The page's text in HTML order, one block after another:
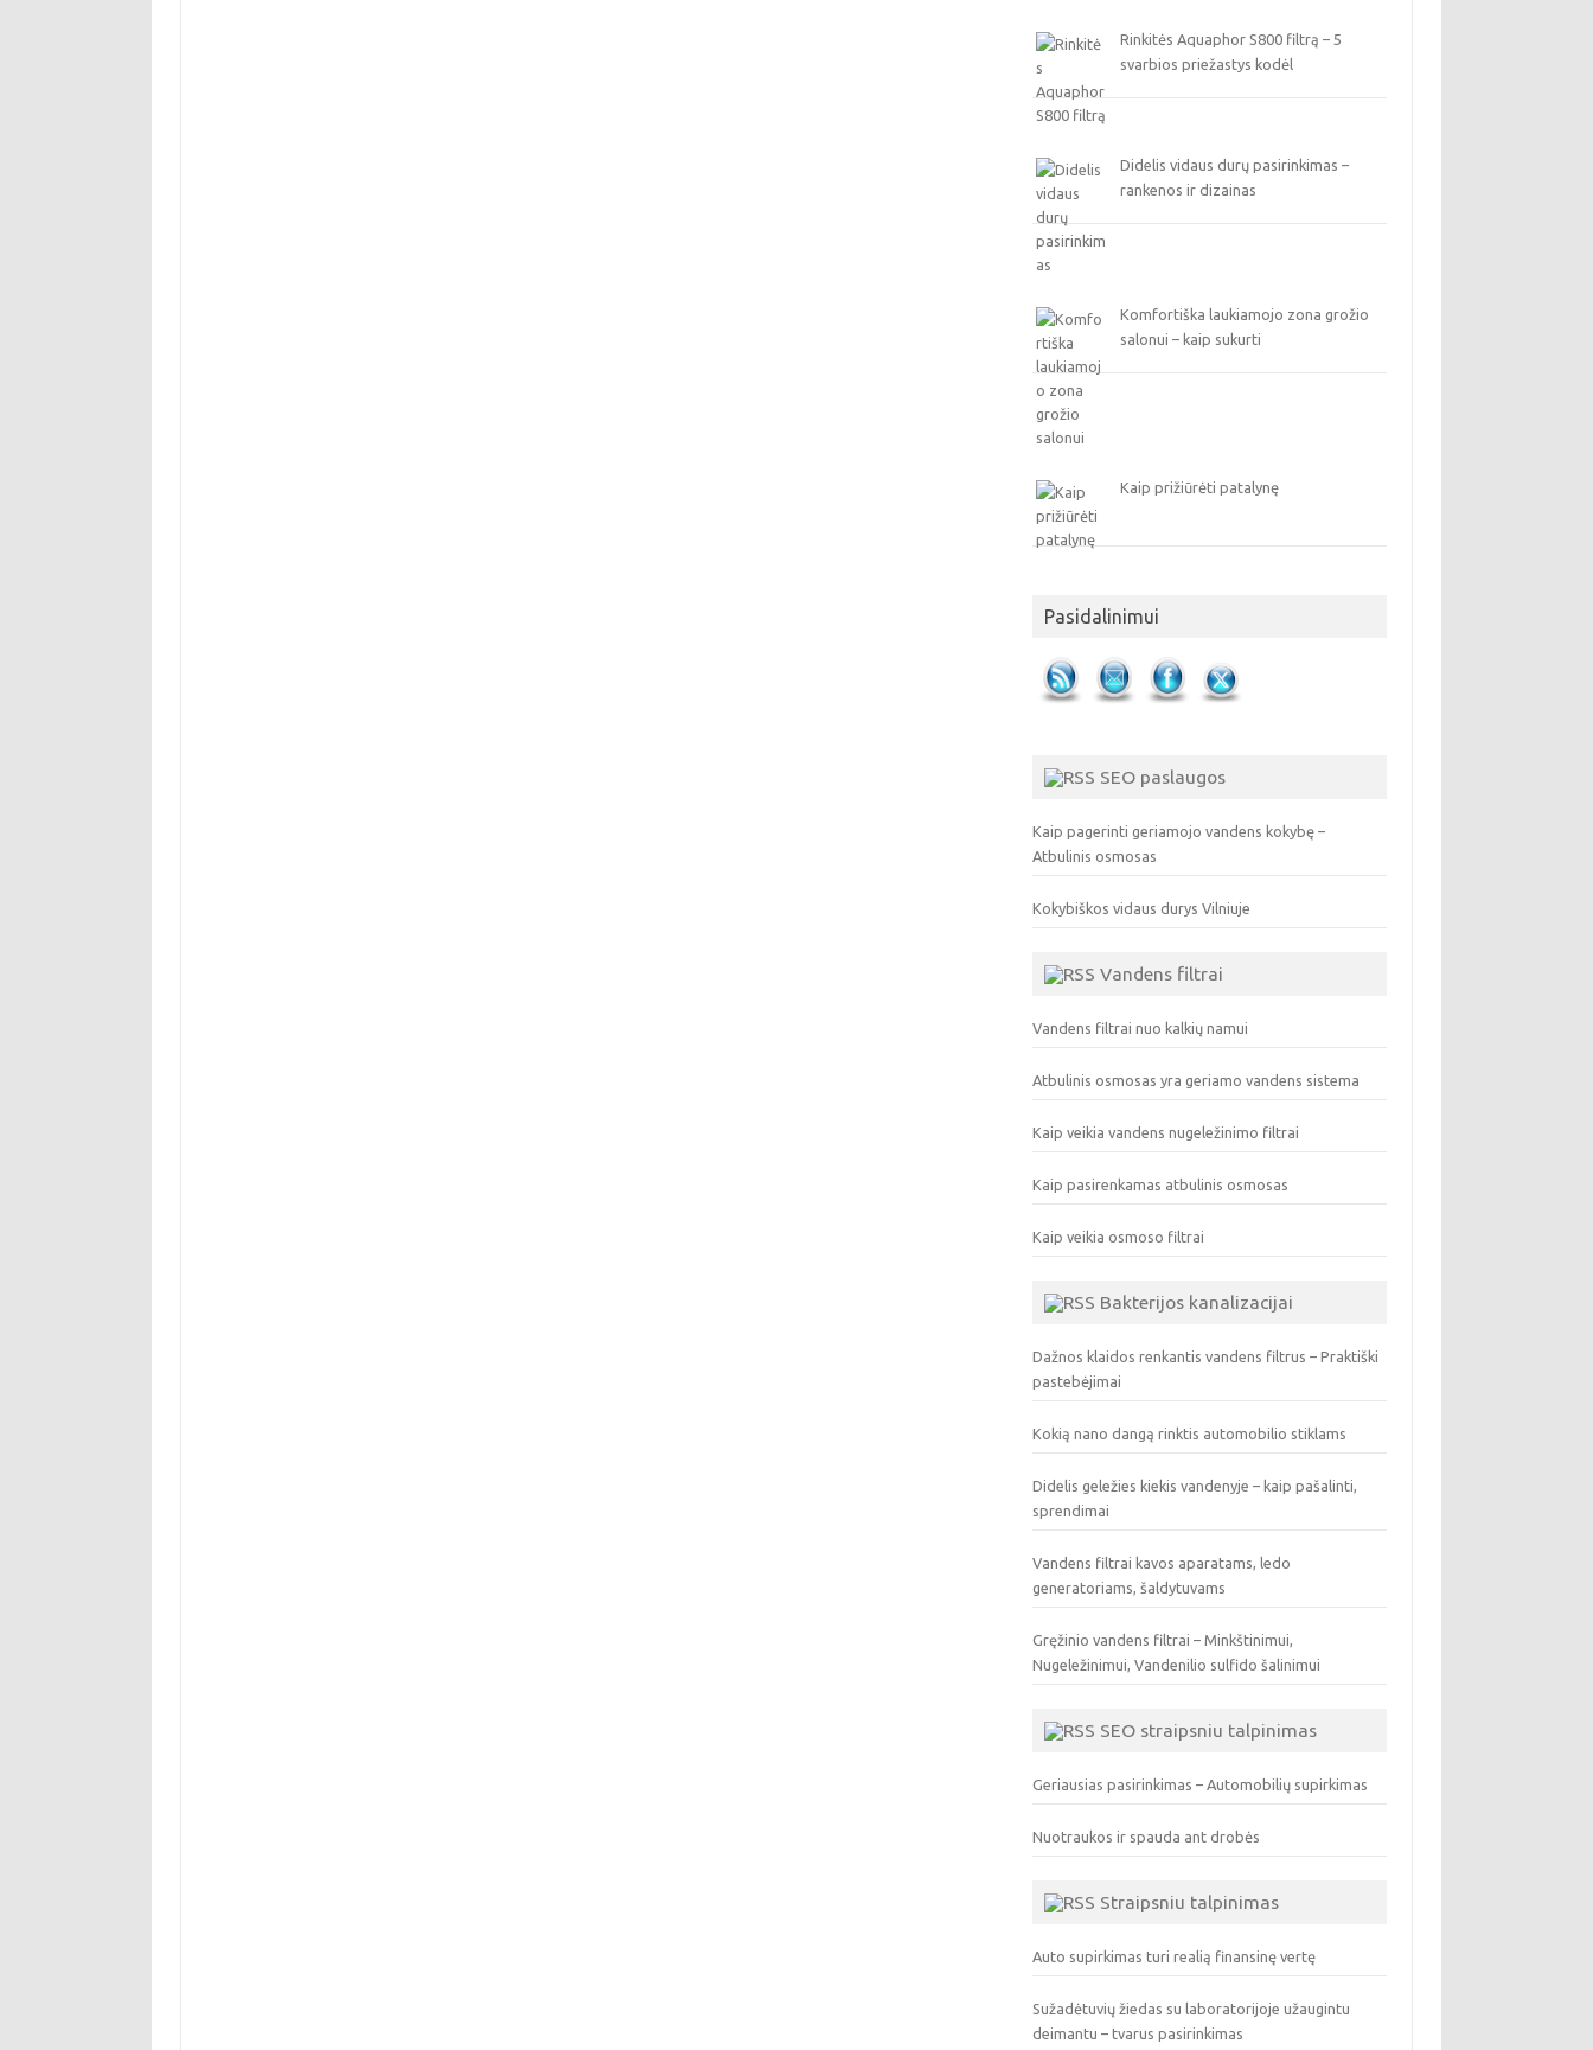
Rinkitės Aquaphor S800 filtrą – 5
svarbios priežastys kodėl
Didelis vidaus durų pasirinkimas –
rankenos ir dizainas
Komfortiška laukiamojo zona grožio
salonui – kaip sukurti
Kaip prižiūrėti patalynę
Pasidalinimui
SEO paslaugos
Kaip pagerinti geriamojo vandens kokybę –
Atbulinis osmosas
Kokybiškos vidaus durys Vilniuje
Vandens filtrai
Vandens filtrai nuo kalkių namui
Atbulinis osmosas yra geriamo vandens sistema
Kaip veikia vandens nugeležinimo filtrai
Kaip pasirenkamas atbulinis osmosas
Kaip veikia osmoso filtrai
Bakterijos kanalizacijai
Dažnos klaidos renkantis vandens filtrus – Praktiški
pastebėjimai
Kokią nano dangą rinktis automobilio stiklams
Didelis geležies kiekis vandenyje – kaip pašalinti,
sprendimai
Vandens filtrai kavos aparatams, ledo
generatoriams, šaldytuvams
Gręžinio vandens filtrai – Minkštinimui,
Nugeležinimui, Vandenilio sulfido šalinimui
SEO straipsniu talpinimas
Geriausias pasirinkimas – Automobilių supirkimas
Nuotraukos ir spauda ant drobės
Straipsniu talpinimas
Auto supirkimas turi realią finansinę vertę
Sužadėtuvių žiedas su laboratorijoje užaugintu
deimantu – tvarus pasirinkimas